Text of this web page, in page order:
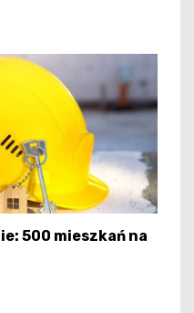
500 mieszkań na